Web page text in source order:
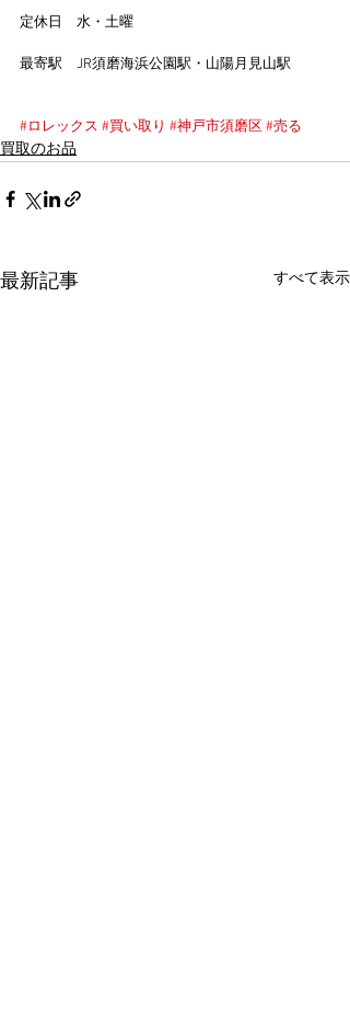
定休日　水・土曜
最寄駅　JR須磨海浜公園駅・山陽月見山駅
#ロレックス #買い取り #神戸市須磨区#売る
買取のお品
最新記事 すべて表示